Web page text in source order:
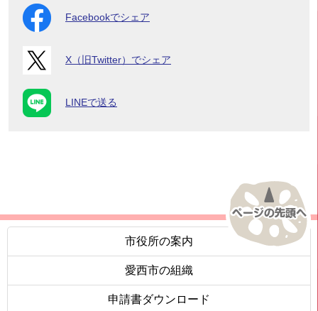
Facebookでシェア
X（旧Twitter）でシェア
LINEで送る
市役所の案内
愛西市の組織
申請書ダウンロード